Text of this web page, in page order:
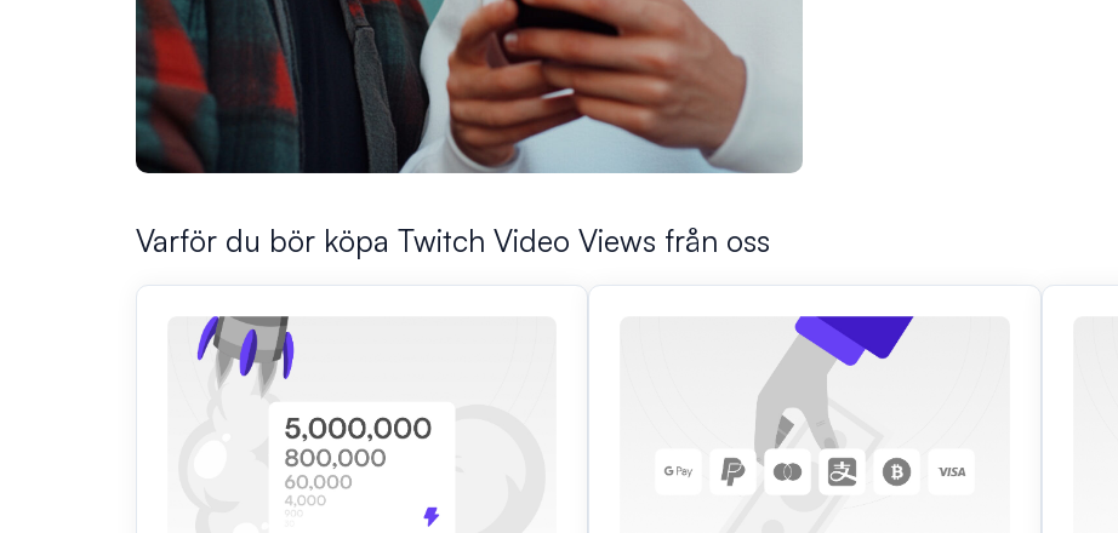
Varför du bör köpa Twitch Video Views från oss